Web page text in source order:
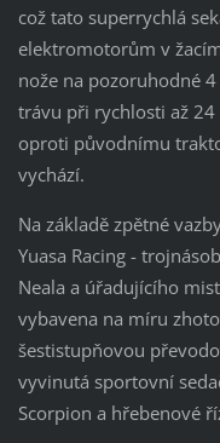
což tato superrychlá
elektromotorům v
nože na pozoruhodné
trávu při rychlosti až
oproti původnímu
vychází.
Na základě zpětné
Yuasa Racing -
Neala a úřadujícího
vybavena na míru
šestistupňovou
vyvinutá sportovní
Scorpion a hřebenové